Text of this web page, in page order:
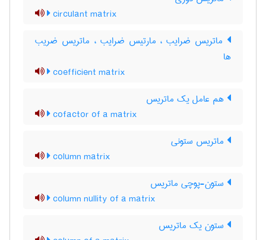
circulant matrix
ماتریس ضرایب ، مارتیس ضرایب ، ماتریس ضریب
ها
coefficient matrix
هم عامل یک ماتریس
cofactor of a matrix
ماتریس ستونی
column matrix
ستون-پوچی ماتریس
column nullity of a matrix
ستون یک ماتریس